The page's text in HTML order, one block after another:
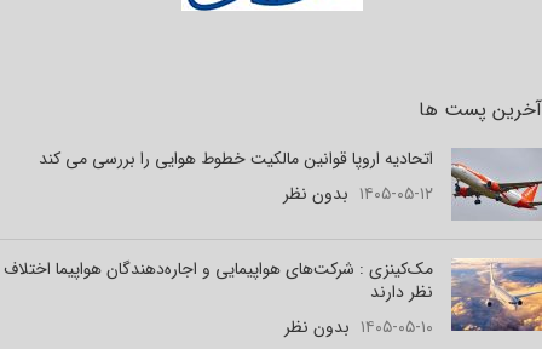
آخرین پست ها
اتحادیه اروپا قوانین مالکیت خطوط هوایی را بررسی می کند
۱۴۰۵-۰۵-۱۲ بدون نظر
مک‌کینزی : شرکت‌های هواپیمایی و اجاره‌دهندگان هواپیما اختلاف
نظر دارند
۱۴۰۵-۰۵-۱۰ بدون نظر